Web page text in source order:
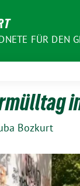
FÜR DEN
Bozkurt